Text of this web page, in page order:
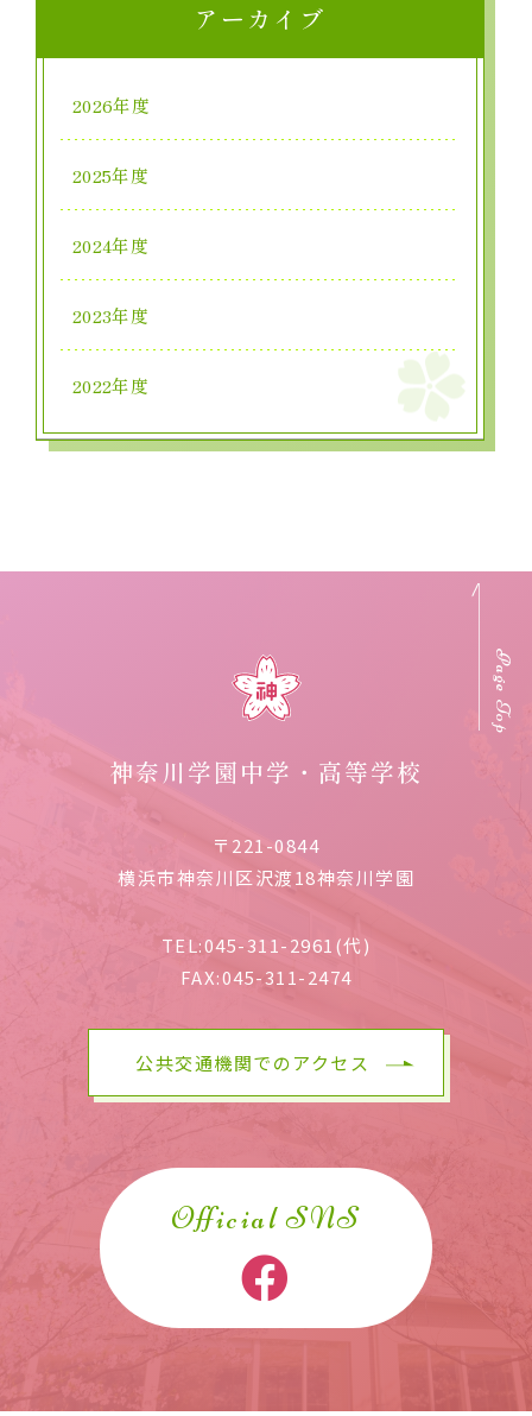
アーカイブ
2026年度
2025年度
2024年度
2023年度
2022年度
神奈川学園中学・高等学校
〒221-0844
横浜市神奈川区沢渡18神奈川学園
TEL:045-311-2961(代)
FAX:045-311-2474
公共交通機関でのアクセス
Official SNS
Page Top